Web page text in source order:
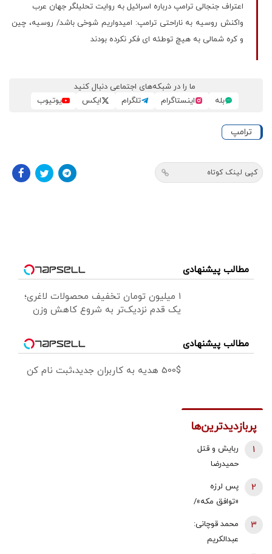
اعتراف جنجالی ترامپ درباره اسرائیل به روایت تحلیلگر جهان عرب
واکنش روسیه به ناراحتی ترامپ: امیدواریم شوخی باشد/ روسیه، چین
و کره شمالی به هیچ توطئه ای فکر نکرده بودند
ما را در شبکه‌های اجتماعی دنبال کنید
بله
اینستاگرام تلگرام ایکس یوتیوب
ترامپ
کپی لینک کوتاه
مطالب پیشنهادی
۱ میلیون تومان تخفیف محصولات لاغری؛
یک قدم نزدیک‌تر به شروع کاهش وزن
مطالب پیشنهادی
500$ هدیه به کاربران جدید،ثبت نام کن
پربازدیدترین‌ها
ربایش و قتل
حمیدرضا
شد/ ارسال
ویدئویی از
لحظه قتل او
برای
1
پس لرزه
«توافق مکه»/
داد: بر علیه
ایران نیست
2
محمد قوچانی:
عبدالکریم
3